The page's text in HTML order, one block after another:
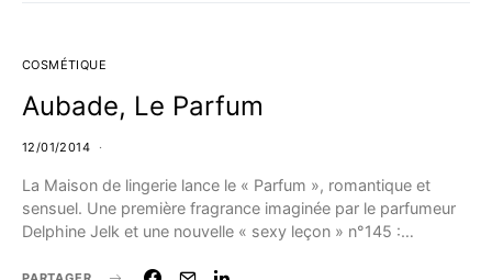
COSMÉTIQUE
Aubade, Le Parfum
12/01/2014
La Maison de lingerie lance le « Parfum », romantique et
sensuel. Une première fragrance imaginée par le parfumeur
Delphine Jelk et une nouvelle « sexy leçon » n°145 :…